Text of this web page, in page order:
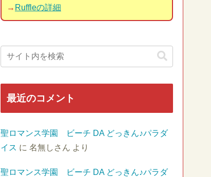
→ Ruffleの詳細
最近のコメント
聖ロマンス学園 ビーチ DA どっきん♪パラダ
イス に 名無しさん より
聖ロマンス学園 ビーチ DA どっきん♪パラダ